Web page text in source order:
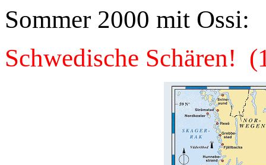
Sommer 2000 mit Ossi:
Schwedische Schären!